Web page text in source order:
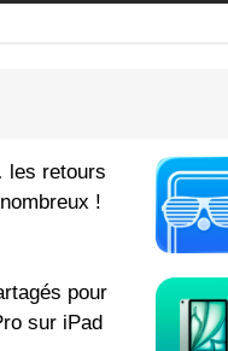
les retours
!
pour
sur iPad